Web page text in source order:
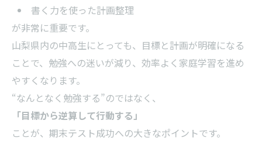
書く力を使った計画整理
が非常に重要です。
山梨県内の中高生にとっても、目標と計画が明確になる
ことで、勉強への迷いが減り、効率よく家庭学習を進め
やすくなります。
“なんとなく勉強する”のではなく、
「目標から逆算して行動する」
ことが、期末テスト成功への大きなポイントです。